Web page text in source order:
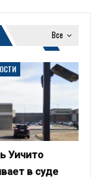
Все
Уичито
в суде